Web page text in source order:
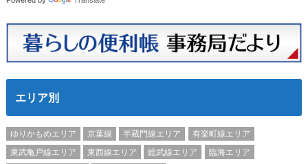
エリア別
ゆりかもめエリア 京葉線 半蔵門線エリア
有楽町線エリア
東武亀戸線エリア
東西線エリア 総武線エリア
臨海エリア